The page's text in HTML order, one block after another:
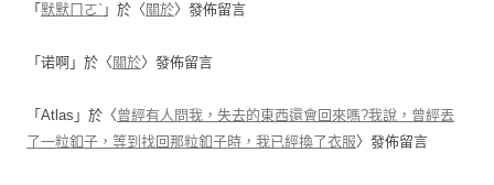
「 默默ㄇㄛˋ 」於〈 關於〉發佈留言
「 诺啊 」於〈 關於〉發佈留言
「 Atlas 」於〈曾經有人問我，失去的東西還會回來嗎?我說，曾經丟
了一粒釦子，等到找回那粒釦子時，我已經換了衣服〉發佈留言